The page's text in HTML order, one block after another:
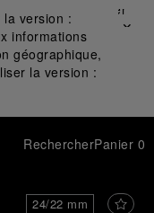
la version :
informations
géographique,
la version :
Fermer
✕
RechercherPanier 0
24/22 mm